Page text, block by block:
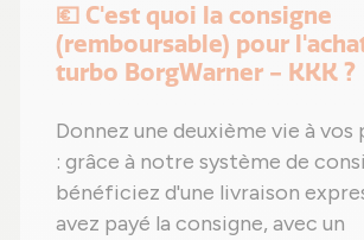
💶 C'est quoi la consigne
(remboursable) pour
turbo BorgWarner - KKK ?
Donnez une deuxième vie à vos
: grâce à notre système de
bénéficiez d'une livraison
avez payé la consigne, avec un